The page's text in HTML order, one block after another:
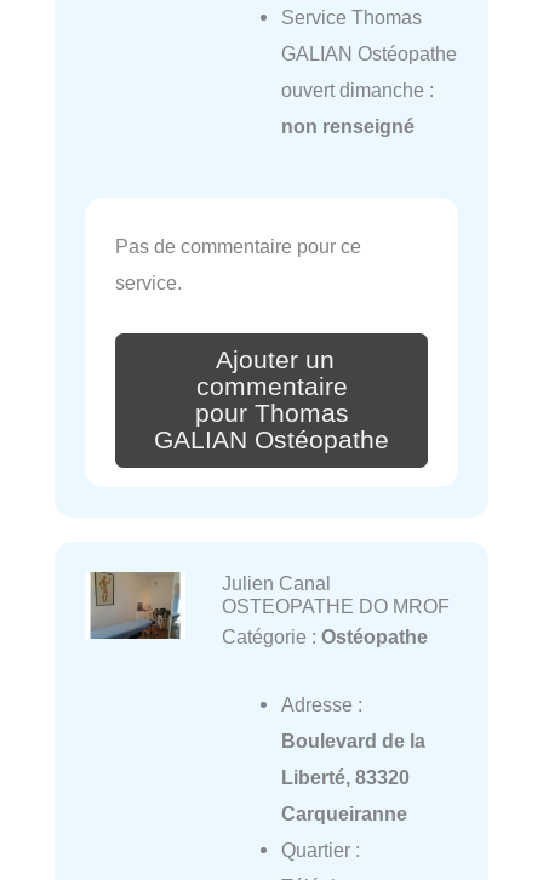
Service Thomas
GALIAN Ostéopathe
ouvert dimanche :
non renseigné
Pas de commentaire pour ce
service.
Ajouter un
commentaire
pour Thomas
GALIAN Ostéopathe
Julien Canal
OSTEOPATHE DO MROF
Catégorie : Ostéopathe
Adresse :
Boulevard de la
Liberté, 83320
Carqueiranne
Quartier :